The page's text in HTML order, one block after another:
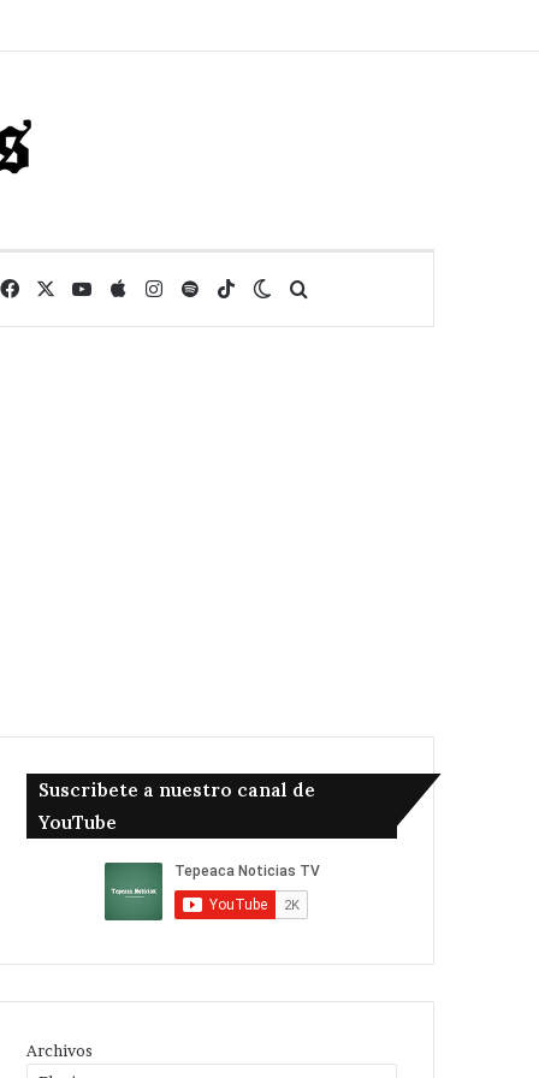
FacebookYouTube
AppleInstagram
SpotifyTikTokSwitch skin
Suscribete a nuestro canal de
YouTube
Archivos